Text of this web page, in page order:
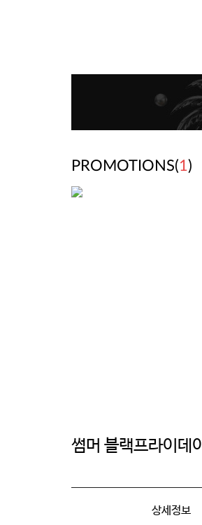
PROMOTIONS(1)
썸머 블랙프라이데이
상세정보